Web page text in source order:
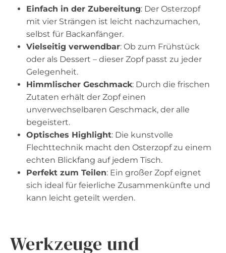
Einfach in der Zubereitung: Der Osterzopf
mit vier Strängen ist leicht nachzumachen,
selbst für Backanfänger.
Vielseitig verwendbar: Ob zum Frühstück
oder als Dessert – dieser Zopf passt zu jeder
Gelegenheit.
Himmlischer Geschmack: Durch die frischen
Zutaten erhält der Zopf einen
unverwechselbaren Geschmack, der alle
begeistert.
Optisches Highlight: Die kunstvolle
Flechttechnik macht den Osterzopf zu einem
echten Blickfang auf jedem Tisch.
Perfekt zum Teilen: Ein großer Zopf eignet
sich ideal für feierliche Zusammenkünfte und
kann leicht geteilt werden.
Werkzeuge und